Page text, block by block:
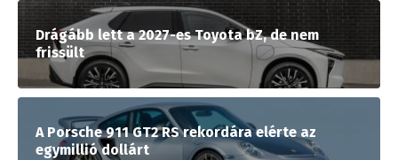
Drágább lett a 2027-es Toyota bZ, de nem
frissült
A Porsche 911 GT2 RS rekordára elérte az
egymillió dollárt